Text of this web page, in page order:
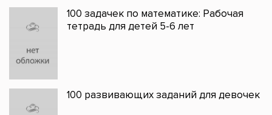
100 задачек по математике: Рабочая
тетрадь для детей 5-6 лет
100 развивающих заданий для девочек